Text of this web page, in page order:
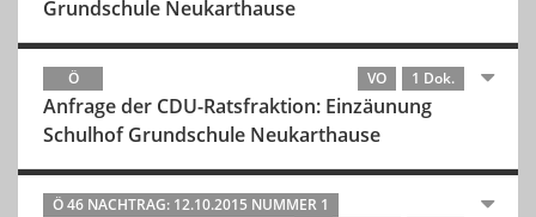
Grundschule Neukarthause
Ö VO 1 Dok.
Anfrage der CDU-Ratsfraktion: Einzäunung
Schulhof Grundschule Neukarthause
Ö 46 NACHTRAG: 12.10.2015 NUMMER 1